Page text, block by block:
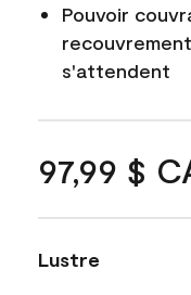
Pouvoir
s'attendent
97,99 $
Lustre